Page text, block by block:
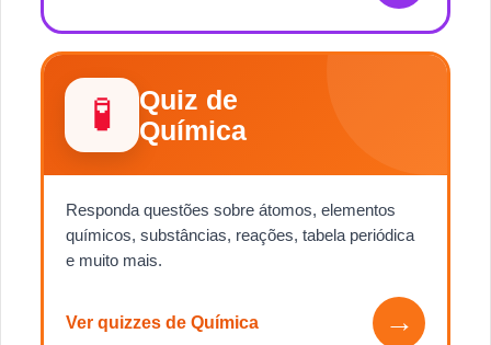
🧪
Quiz de
Química
Responda questões sobre átomos, elementos
químicos, substâncias, reações, tabela periódica
e muito mais.
Ver quizzes de Química →